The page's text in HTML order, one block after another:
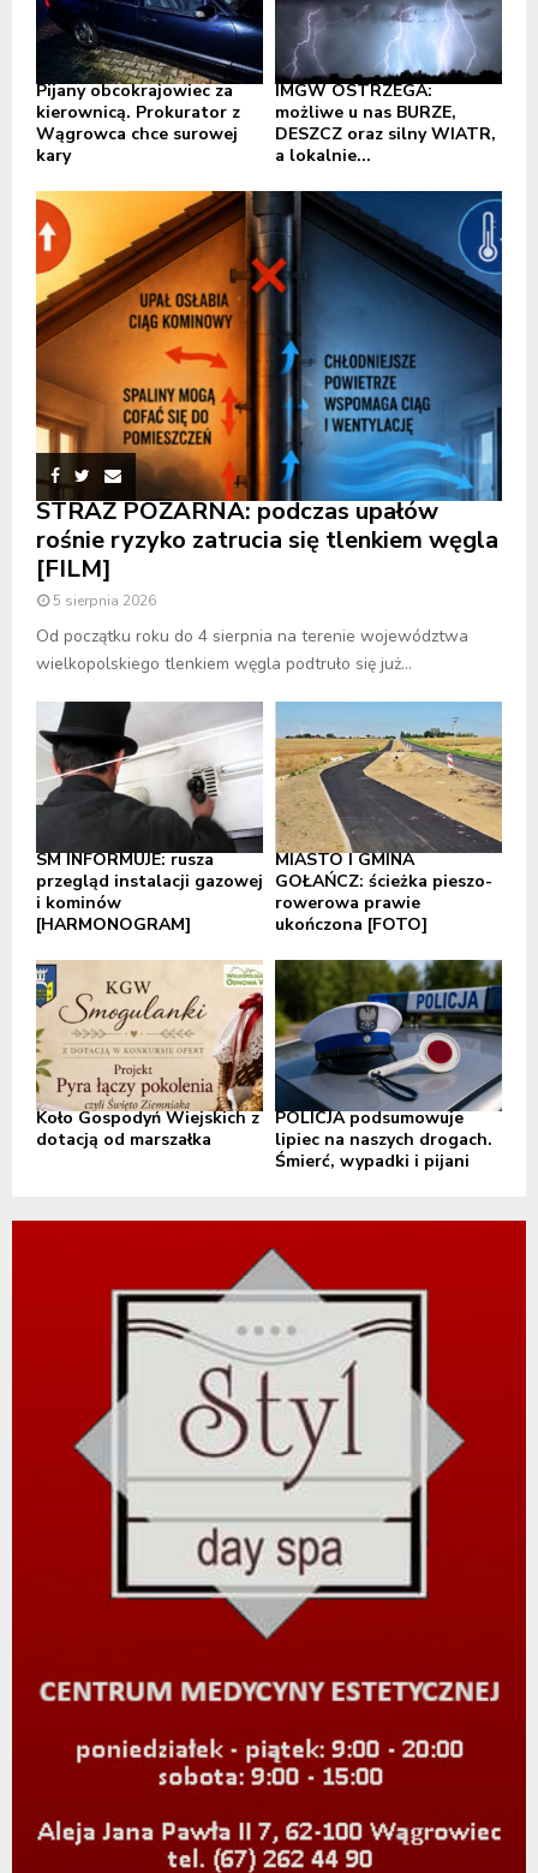
Pijany obcokrajowiec za
kierownicą. Prokurator z
Wągrowca chce surowej
kary
IMGW OSTRZEGA:
możliwe u nas BURZE,
DESZCZ oraz silny WIATR,
a lokalnie...
STRAŻ POŻARNA: podczas upałów
rośnie ryzyko zatrucia się tlenkiem węgla
[FILM]
5 sierpnia 2026
Od początku roku do 4 sierpnia na terenie województwa
wielkopolskiego tlenkiem węgla podtruło się już...
SM INFORMUJE: rusza
przegląd instalacji gazowej
i kominów
[HARMONOGRAM]
MIASTO I GMINA
GOŁAŃCZ: ścieżka pieszo-
rowerowa prawie
ukończona [FOTO]
Koło Gospodyń Wiejskich z
dotacją od marszałka
POLICJA podsumowuje
lipiec na naszych drogach.
Śmierć, wypadki i pijani